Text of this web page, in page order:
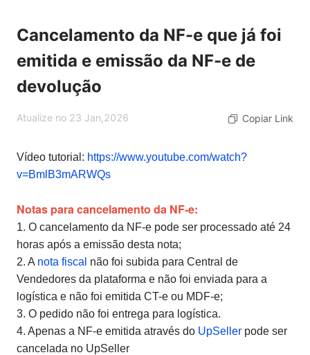
Cancelamento da NF-e que já foi
emitida e emissão da NF-e de
devolução
Atualize no 23 Jan,2026 Copiar Link
Vídeo tutorial: https://www.youtube.com/watch?
v=BmlB3mARWQs
Notas para cancelamento da NF-e:
1. O cancelamento da NF-e pode ser processado até 24
horas após a emissão desta nota;
2. A nota fiscal não foi subida para Central de
Vendedores da plataforma e não foi enviada para a
logística e não foi emitida CT-e ou MDF-e;
3. O pedido não foi entrega para logística.
4. Apenas a NF-e emitida através do UpSeller pode ser
cancelada no UpSeller